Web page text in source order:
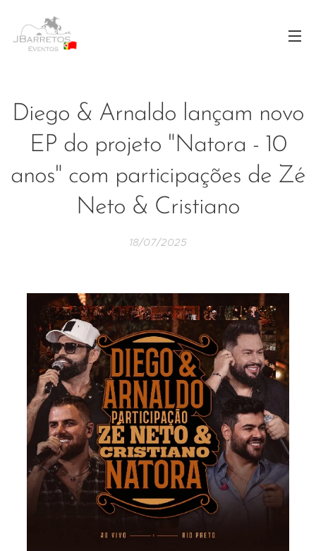
Diego & Arnaldo lançam novo
EP do projeto "Natora - 10
anos" com participações de Zé
Neto & Cristiano
18/07/2025